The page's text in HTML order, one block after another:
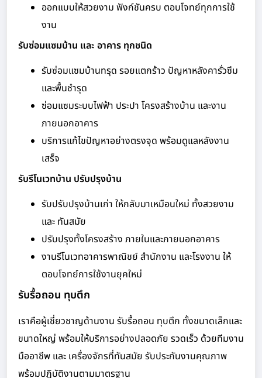
ออกแบบให้สวยงาม ฟังก์ชันครบ ตอบโจทย์ทุกการใช้
งาน
รับซ่อมแซมบ้าน และ อาคาร ทุกชนิด
รับซ่อมแซมบ้านทรุด รอยแตกร้าว ปัญหาหลังคารั่วซึม
และพื้นชำรุด
ซ่อมแซมระบบไฟฟ้า ประปา โครงสร้างบ้าน และงาน
ภายนอกอาคาร
บริการแก้ไขปัญหาอย่างตรงจุด พร้อมดูแลหลังงาน
เสร็จ
รับรีโนเวทบ้าน ปรับปรุงบ้าน
รับปรับปรุงบ้านเก่า ให้กลับมาเหมือนใหม่ ทั้งสวยงาม
และ ทันสมัย
ปรับปรุงทั้งโครงสร้าง ภายในและภายนอกอาคาร
งานรีโนเวทอาคารพาณิชย์ สำนักงาน และโรงงาน ให้
ตอบโจทย์การใช้งานยุคใหม่
รับรื้อถอน ทุบตึก
เราคือผู้เชี่ยวชาญด้านงาน รับรื้อถอน ทุบตึก ทั้งขนาดเล็กและ
ขนาดใหญ่ พร้อมให้บริการอย่างปลอดภัย รวดเร็ว ด้วยทีมงาน
มืออาชีพ และ เครื่องจักรที่ทันสมัย รับประกันงานคุณภาพ
พร้อมปฏิบัติงานตามมาตรฐาน